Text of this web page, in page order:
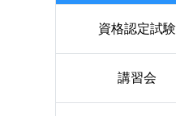
資格認定試験
講習会